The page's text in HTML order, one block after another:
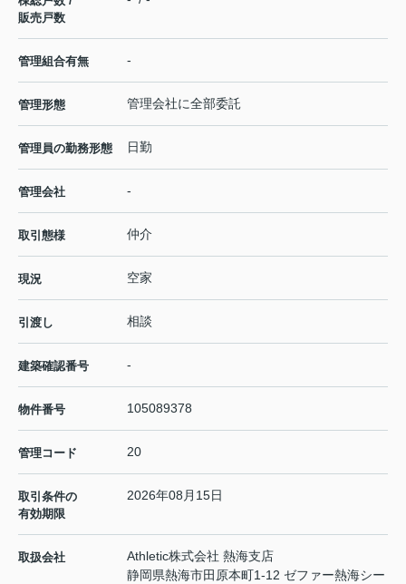
販売戸数
管理組合有無 -
管理形態 管理会社に全部委託
管理員の勤務形態 日勤
管理会社 -
取引態様 仲介
現況 空家
引渡し 相談
建築確認番号 -
物件番号 105089378
管理コード 20
取引条件の
有効期限
2026年08月15日
取扱会社
Athletic株式会社 熱海支店
静岡県熱海市田原本町1-12 ゼファー熱海シー